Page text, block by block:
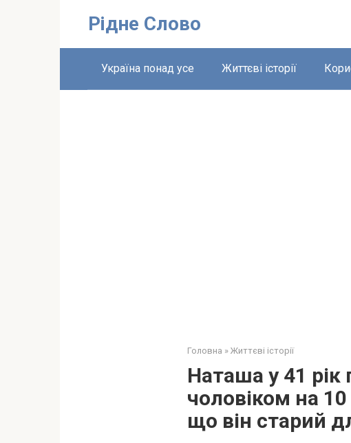
Рідне Слово
Україна понад усе Життєві історії
Головна » Життєві історії
Наташа у 41 рік
чоловіком на
що він старий